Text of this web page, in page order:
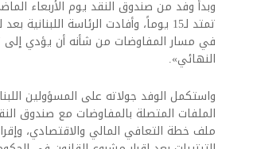
وبدأ وفد من صندوق النقد يوم الأربعاء
تمتد لـ15 يوماً، وأفادت الرئاسة
في مسار المفاوضات من شأنه أن يؤدي
النهائي».
واستكمل الوفد جولاته على المسؤولين
الملفات المتصلة بالمفاوضات مع صندوق
ملف خطة التعافي المالي والاقتصادي،